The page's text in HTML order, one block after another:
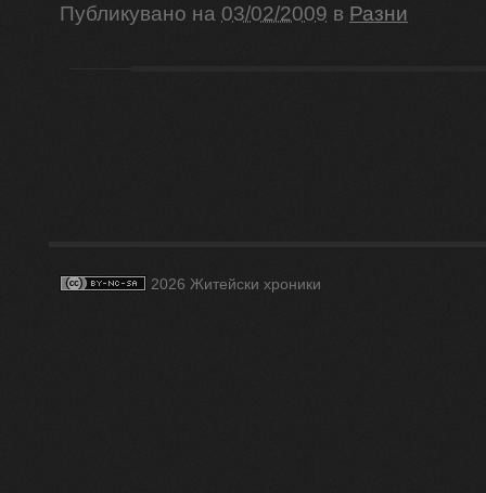
Публикувано на 03/02/2009 в Разни
2026 Житейски хроники